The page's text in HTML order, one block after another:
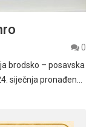
0
brodsko – posavska
siječnja pronađen…